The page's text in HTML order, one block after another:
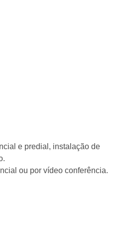
e predial, instalação de
ou por vídeo conferência.